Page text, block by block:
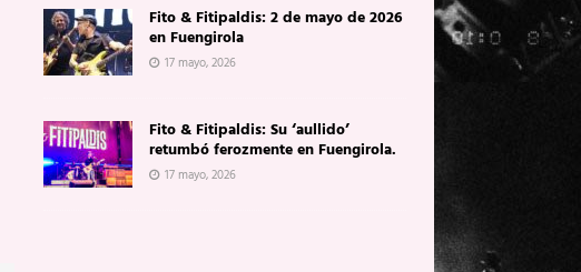
Fito & Fitipaldis: 2 de mayo de 2026
en Fuengirola
17 mayo, 2026
Fito & Fitipaldis: Su ‘aullido’
retumbó ferozmente en Fuengirola.
17 mayo, 2026